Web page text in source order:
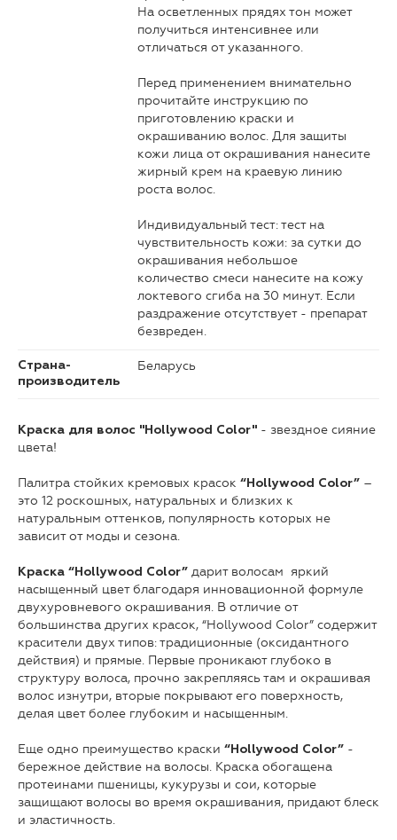
На осветленных прядях тон может
получиться интенсивнее или
отличаться от указанного.
Перед применением внимательно
прочитайте инструкцию по
приготовлению краски и
окрашиванию волос. Для защиты
кожи лица от окрашивания нанесите
жирный крем на краевую линию
роста волос.
Индивидуальный тест: тест на
чувствительность кожи: за сутки до
окрашивания небольшое
количество смеси нанесите на кожу
локтевого сгиба на 30 минут. Если
раздражение отсутствует - препарат
безвреден.
Страна-
производитель
Беларусь
Краска для волос "Hollywood Color" - звездное сияние
цвета!
Палитра стойких кремовых красок “Hollywood Color” –
это 12 роскошных, натуральных и близких к
натуральным оттенков, популярность которых не
зависит от моды и сезона.
Краска “Hollywood Color” дарит волосам яркий
насыщенный цвет благодаря инновационной формуле
двухуровневого окрашивания. В отличие от
большинства других красок, “Hollywood Color” содержит
красители двух типов: традиционные (оксидантного
действия) и прямые. Первые проникают глубоко в
структуру волоса, прочно закрепляясь там и окрашивая
волос изнутри, вторые покрывают его поверхность,
делая цвет более глубоким и насыщенным.
Еще одно преимущество краски “Hollywood Color” -
бережное действие на волосы. Краска обогащена
протеинами пшеницы, кукурузы и сои, которые
защищают волосы во время окрашивания, придают блеск
и эластичность.